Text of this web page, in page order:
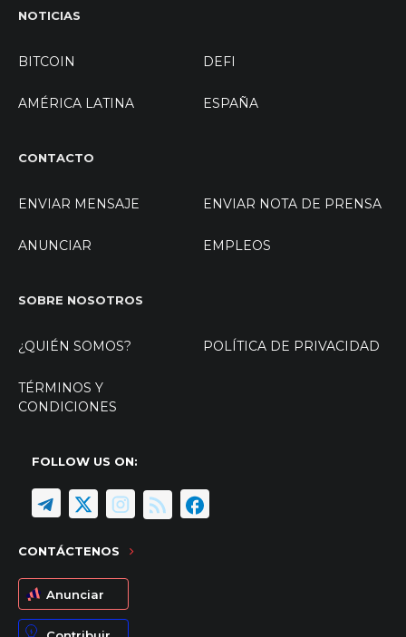
NOTICIAS
BITCOIN DEFI
AMÉRICA LATINA ESPAÑA
CONTACTO
ENVIAR MENSAJE ENVIAR NOTA DE PRENSA
ANUNCIAR EMPLEOS
SOBRE NOSOTROS
¿QUIÉN SOMOS? POLÍTICA DE PRIVACIDAD
TÉRMINOS Y
CONDICIONES
FOLLOW US ON:
CONTÁCTENOS
Anunciar